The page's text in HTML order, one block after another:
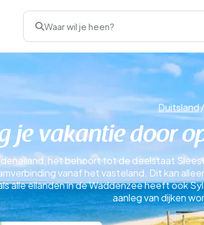
Waar wil je heen?
Duitsland/
je vakantie door
het behoort tot de deelstaat
vanaf het vasteland. Dit kan
alle eilanden in de Waddenzee heeft ook
aanleg van dijken